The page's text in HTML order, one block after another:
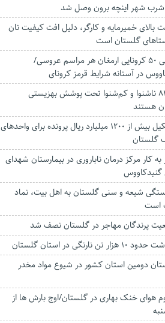
شهر‌ اینچه برون وصل شد
بالای خمیرمایه و کارگر، دلیل افت کیفیت نان
گلستان است
5 الی 50 کرونایی ارمغان هر مراسم عروسی/
در آستانه شرایط قرمز کرونای
8422 ناشنوا و کم‌شنوا تحت پوشش بهزیستی
هستند
تشکیل بیش از ۱۲۰۰ میلیارد ریال پرونده برای واحدهای
گلستان
به کار مرکز درمان ناباروری در بیمارستان شهدای
شیعه و سنی گلستان به اهل بیت، نماد
است
پرندگان مهاجر در گلستان نصف شد
هزار تن نارنگی در استان گلستان
دومین استان کشور در شیوع مواد مخدر
هوای خنک بهاری در گلستان/اوج بارش ها از